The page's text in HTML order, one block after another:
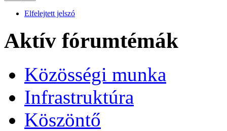
Elfelejtett jelszó
Aktív fórumtémák
Közösségi munka
Infrastruktúra
Köszöntő